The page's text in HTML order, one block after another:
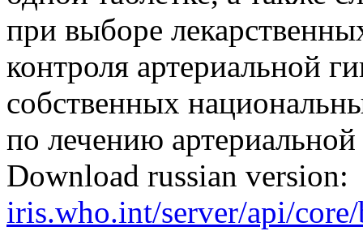
при выборе
контроля артериальной
собственных
по лечению артериальной
Download russian version:
iris.who.int/server/api/